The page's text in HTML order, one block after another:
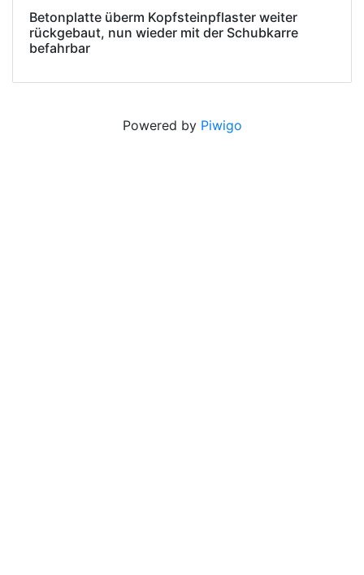
Betonplatte überm Kopfsteinpflaster weiter
rückgebaut, nun wieder mit der Schubkarre
befahrbar
Powered by Piwigo